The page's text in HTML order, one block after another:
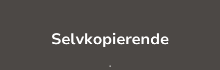
Selvkopierende
.